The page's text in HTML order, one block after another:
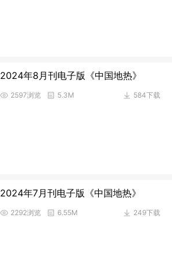
2024年8月刊电子版《中国地热》
584下载
2597浏览 5.3M
2024年7月刊电子版《中国地热》
249下载
2292浏览 6.55M